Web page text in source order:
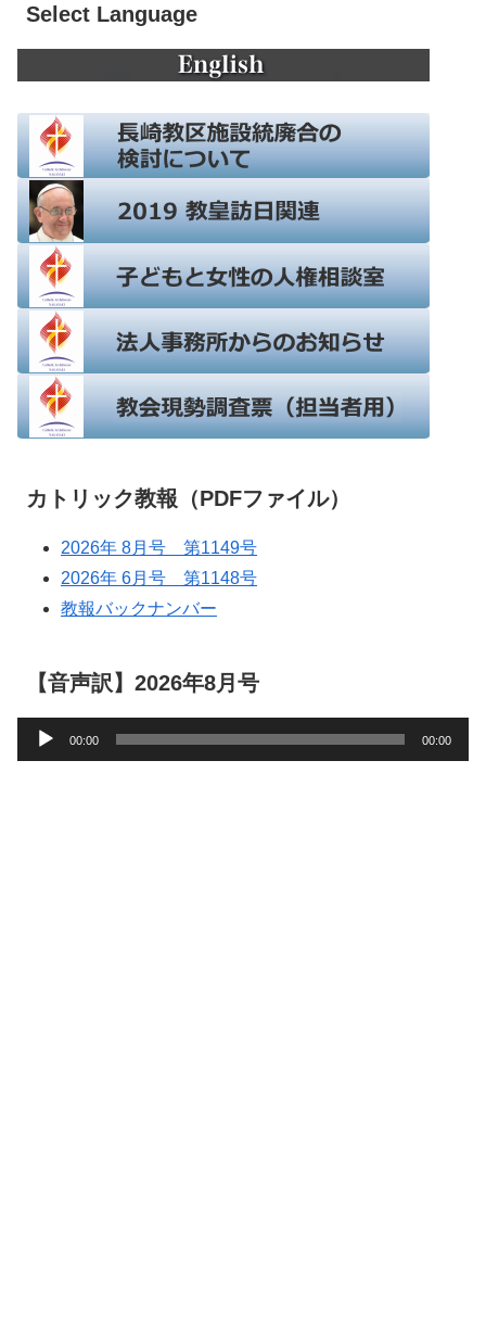
Select Language
カトリック教報（PDFファイル）
2026年 8月号 第1149号
2026年 6月号 第1148号
教報バックナンバー
【音声訳】2026年8月号
声
00:00 00:00